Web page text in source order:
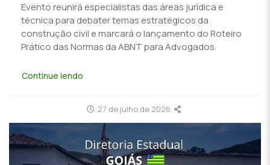
Evento reunirá especialistas das áreas jurídica e
técnica para debater temas estratégicos da
construção civil e marcará o lançamento do Roteiro
Prático das Normas da ABNT para Advogados.
Continue lendo
27 de julho de 2026